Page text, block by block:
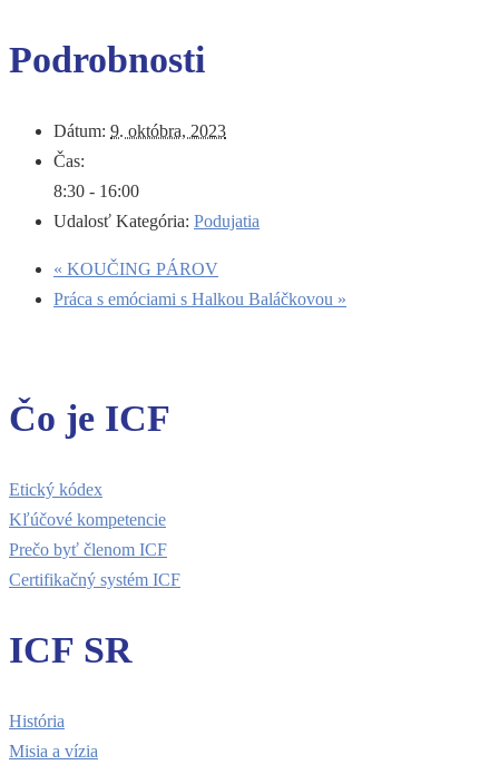
Podrobnosti
Dátum: 9. októbra, 2023
Čas:
8:30 - 16:00
Udalosť Kategória: Podujatia
« KOUČING PÁROV
Práca s emóciami s Halkou Baláčkovou »
Čo je ICF
Etický kódex
Kľúčové kompetencie
Prečo byť členom ICF
Certifikačný systém ICF
ICF SR
História
Misia a vízia